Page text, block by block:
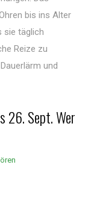
bis ins Alter
sie täglich
Reize zu
und
26. Sept. Wer